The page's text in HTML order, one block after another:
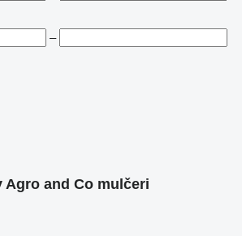
–
Agro and Co mulčeri